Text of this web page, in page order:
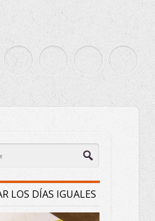
LOS DÍAS IGUALES